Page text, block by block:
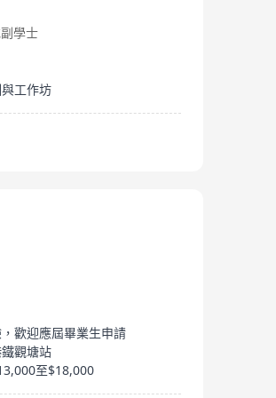
學士
工作坊
歡迎應屆畢業生申請
觀塘站
至$18,000